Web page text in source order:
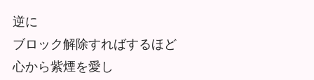
逆に
ブロック解除すればするほど
心から紫煙を愛し